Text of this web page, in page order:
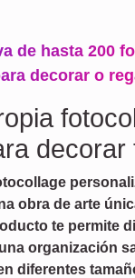
de hasta 200
decorar o
decorar
obra de arte
te permite
organización
diferentes